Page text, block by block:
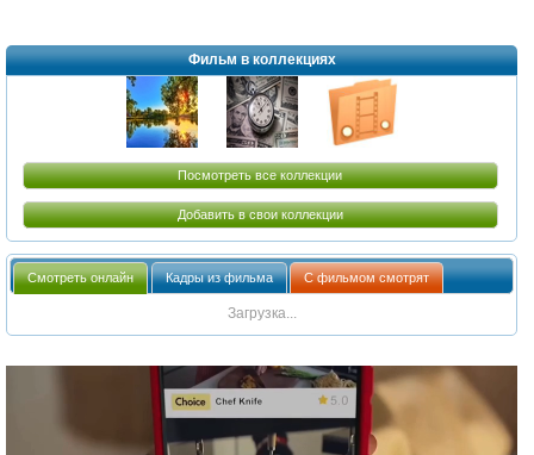
Фильм в коллекциях
Посмотреть все коллекции
Добавить в свои коллекции
Смотреть онлайн Кадры из фильма С фильмом смотрят
Загрузка...